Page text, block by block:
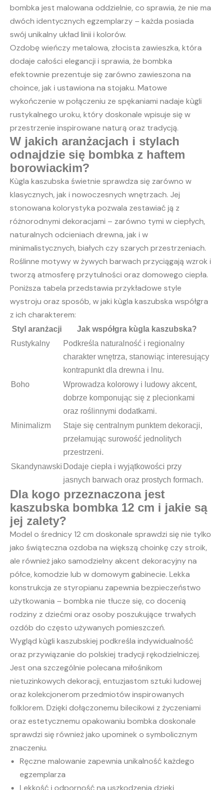
bombka jest malowana oddzielnie, co sprawia, że nie ma
dwóch identycznych egzemplarzy – każda posiada
swój unikalny układ linii i kolorów.
Ozdobę wieńczy metalowa, złocista zawieszka, która
dodaje całości elegancji i sprawia, że bombka
efektownie prezentuje się zarówno zawieszona na
choince, jak i ustawiona na stojaku. Matowe
wykończenie w połączeniu ze spękaniami nadaje kùgli
rustykalnego uroku, który doskonale wpisuje się w
przestrzenie inspirowane naturą oraz tradycją.
W jakich aranżacjach i stylach
odnajdzie się bombka z haftem
borowiackim?
Kùgla kaszubska świetnie sprawdza się zarówno w
klasycznych, jak i nowoczesnych wnętrzach. Jej
stonowana kolorystyka pozwala zestawiać ją z
różnorodnymi dekoracjami – zarówno tymi w ciepłych,
naturalnych odcieniach drewna, jak i w
minimalistycznych, białych czy szarych przestrzeniach.
Roślinne motywy w żywych barwach przyciągają wzrok i
tworzą atmosferę przytulności oraz domowego ciepła.
Poniższa tabela przedstawia przykładowe style
wystroju oraz sposób, w jaki kùgla kaszubska współgra
z ich charakterem:
Styl aranżacji
Jak współgra kùgla kaszubska?
Rustykalny
Podkreśla naturalność i regionalny
charakter wnętrza, stanowiąc interesujący
kontrapunkt dla drewna i lnu.
Boho
Wprowadza kolorowy i ludowy akcent,
dobrze komponując się z plecionkami
oraz roślinnymi dodatkami.
Minimalizm
Staje się centralnym punktem dekoracji,
przełamując surowość jednolitych
przestrzeni.
Skandynawski Dodaje ciepła i wyjątkowości przy
jasnych barwach oraz prostych formach.
Dla kogo przeznaczona jest
kaszubska bombka 12 cm i jakie są
jej zalety?
Model o średnicy 12 cm doskonale sprawdzi się nie tylko
jako świąteczna ozdoba na większą choinkę czy stroik,
ale również jako samodzielny akcent dekoracyjny na
półce, komodzie lub w domowym gabinecie. Lekka
konstrukcja ze styropianu zapewnia bezpieczeństwo
użytkowania – bombka nie tłucze się, co docenią
rodziny z dziećmi oraz osoby poszukujące trwałych
ozdób do często używanych pomieszczeń.
Wygląd kùgli kaszubskiej podkreśla indywidualność
oraz przywiązanie do polskiej tradycji rękodzielniczej.
Jest ona szczególnie polecana miłośnikom
nietuzinkowych dekoracji, entuzjastom sztuki ludowej
oraz kolekcjonerom przedmiotów inspirowanych
folklorem. Dzięki dołączonemu bilecikowi z życzeniami
oraz estetycznemu opakowaniu bombka doskonale
sprawdzi się również jako upominek o symbolicznym
znaczeniu.
Ręczne malowanie zapewnia unikalność każdego
egzemplarza
Lekkość i odporność na uszkodzenia dzięki